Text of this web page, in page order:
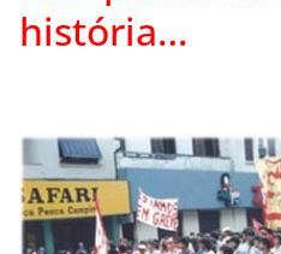
história…